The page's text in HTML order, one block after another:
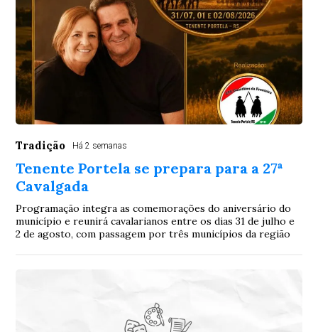
Tradição Há 2 semanas
Tenente Portela se prepara para a 27ª
Cavalgada
Programação integra as comemorações do aniversário do
município e reunirá cavalarianos entre os dias 31 de julho e
2 de agosto, com passagem por três municípios da região